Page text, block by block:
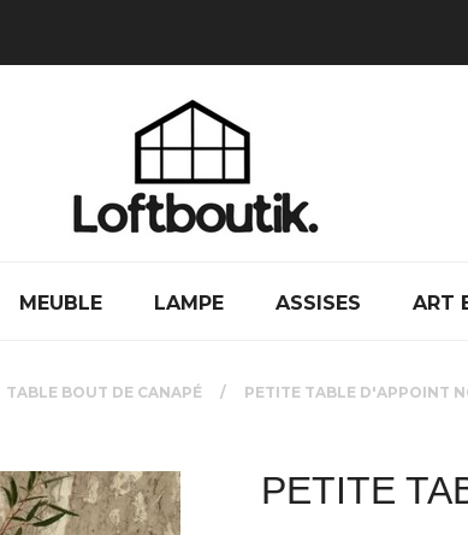
MEUBLE LAMPE ASSISES ART
TABLE BOUT DE CANAPÉ PETITE TABLE D'APPOINT
PETITE